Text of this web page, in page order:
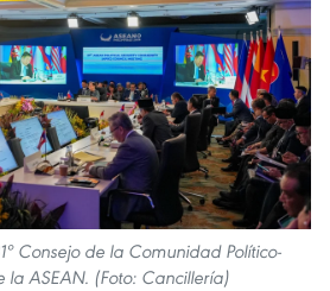
Consejo de la Comunidad Político-
la ASEAN. (Foto: Cancillería)